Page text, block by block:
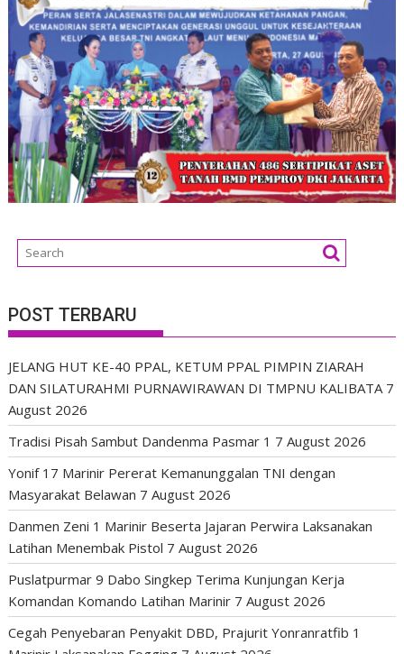
POST TERBARU
JELANG HUT KE-40 PPAL, KETUM PPAL PIMPIN ZIARAH
DAN SILATURAHMI PURNAWIRAWAN DI TMPNU KALIBATA 7
August 2026
Tradisi Pisah Sambut Dandenma Pasmar 1 7 August 2026
Yonif 17 Marinir Pererat Kemanunggalan TNI dengan
Masyarakat Belawan 7 August 2026
Danmen Zeni 1 Marinir Beserta Jajaran Perwira Laksanakan
Latihan Menembak Pistol 7 August 2026
Puslatpurmar 9 Dabo Singkep Terima Kunjungan Kerja
Komandan Komando Latihan Marinir 7 August 2026
Cegah Penyebaran Penyakit DBD, Prajurit Yonranratfib 1